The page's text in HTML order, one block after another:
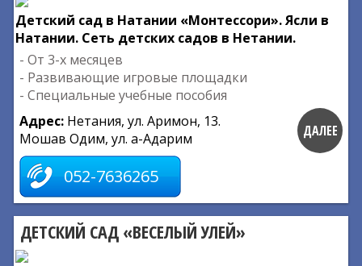
Детский сад в Натании «Монтессори». Ясли в
Натании. Сеть детских садов в Нетании.
- От 3-х месяцев
- Развивающие игровые площадки
- Специальные учебные пособия
Адрес: Нетания, ул. Аримон, 13.
Мошав Одим, ул. а-Адарим
052-7636265
ДАЛЕЕ
ДЕТСКИЙ САД «ВЕСЕЛЫЙ УЛЕЙ»